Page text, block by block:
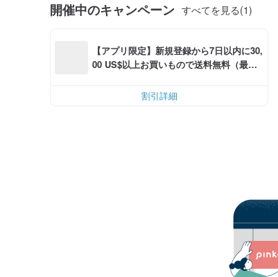
開催中のキャンペーン すべてを見る(1)
【アプリ限定】新規登録から7日以内に30,
00 US$以上お買いもので送料無料（最大
割引詳細